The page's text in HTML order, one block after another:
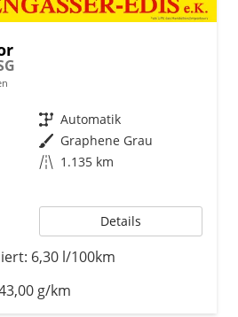
Getriebe Automatik
Außenfarbe Graphene Grau
Kilometerstand 1.135 km
Details
6,30 l/100km
g/km